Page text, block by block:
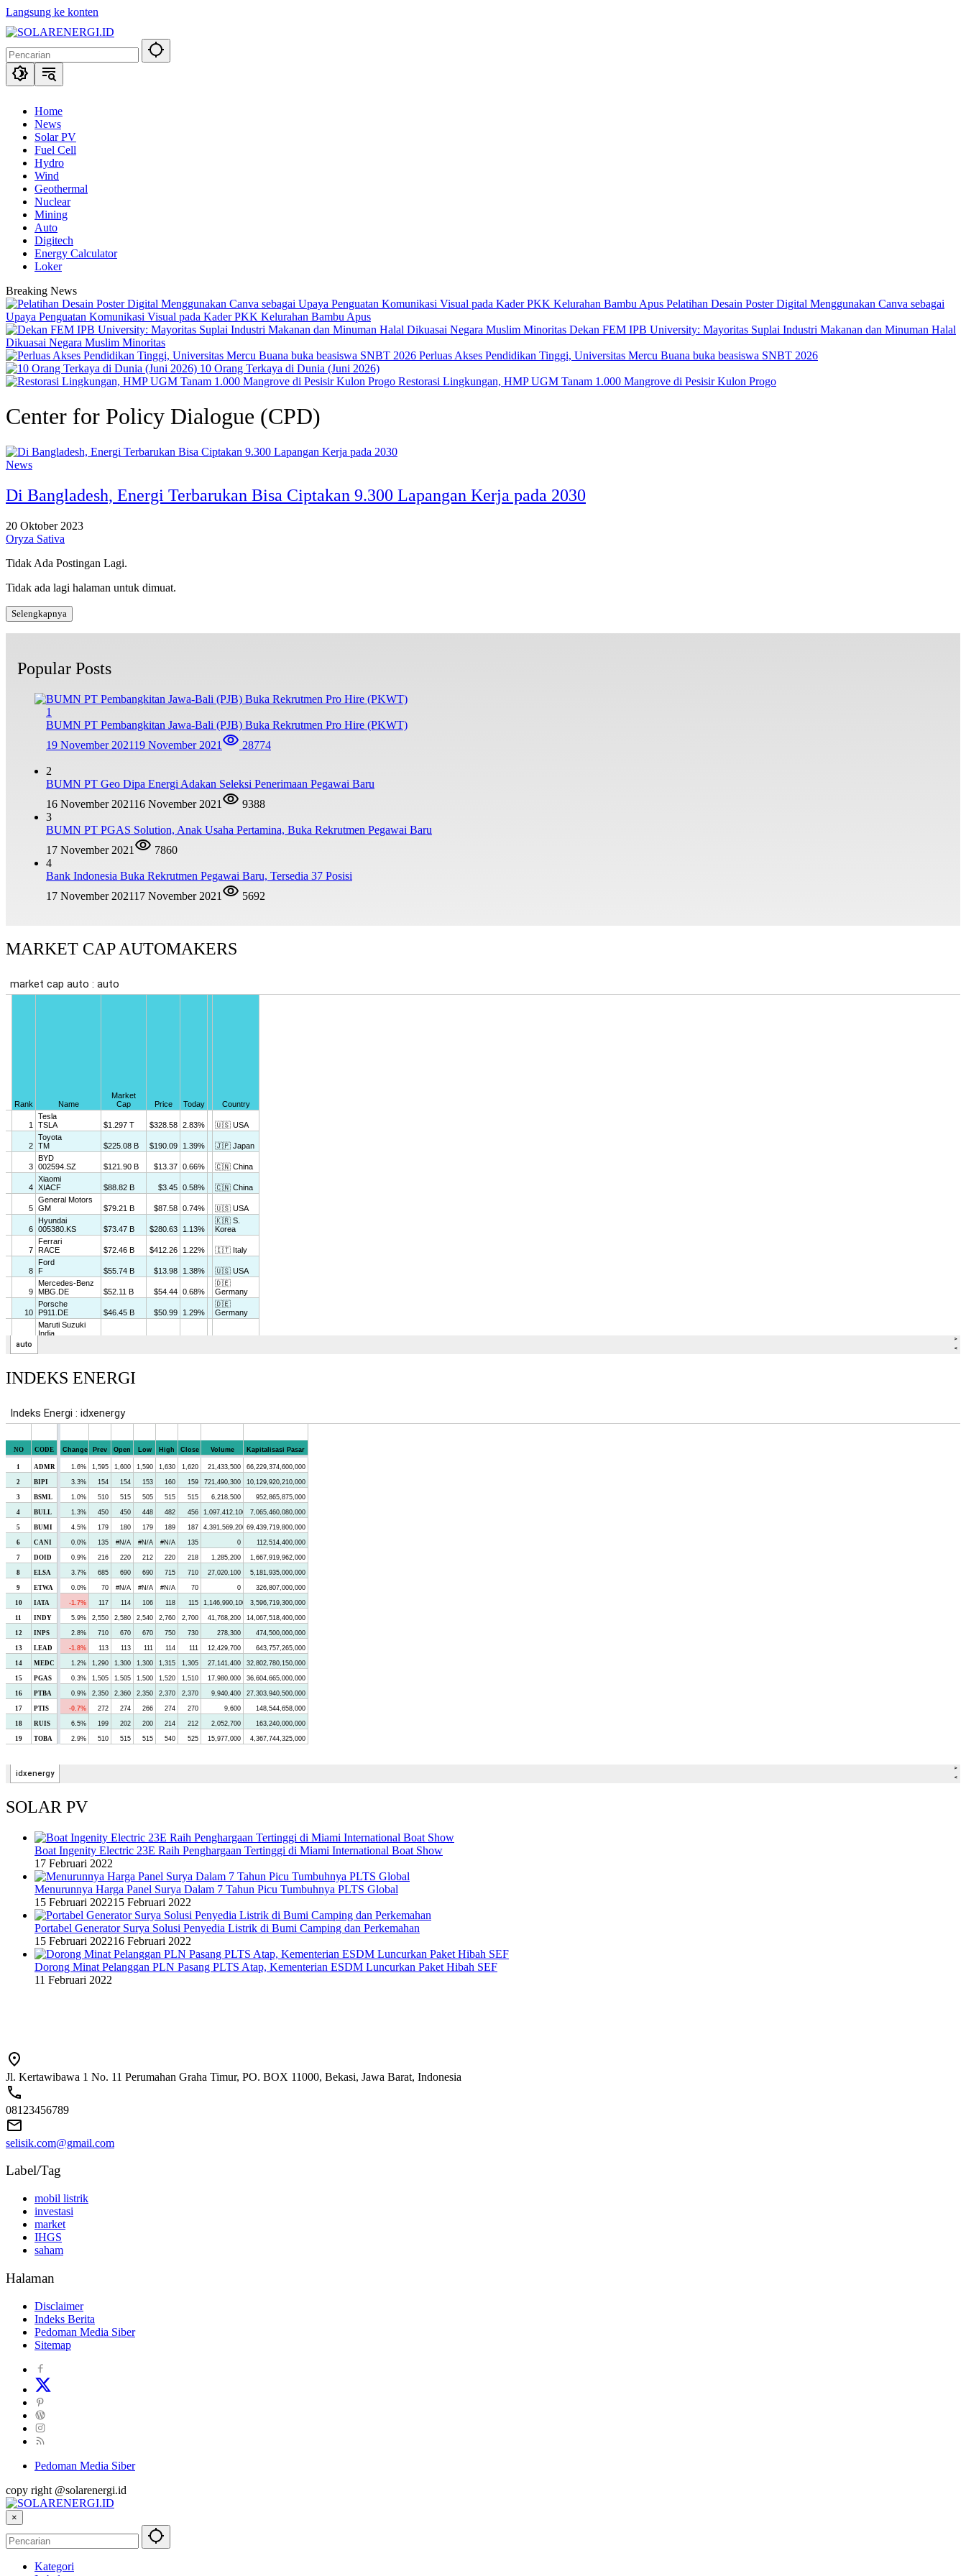
Langsung ke konten
Home
News
Solar PV
Fuel Cell
Hydro
Wind
Geothermal
Nuclear
Mining
Auto
Digitech
Energy Calculator
Loker
Breaking News
Pelatihan Desain Poster Digital Menggunakan Canva sebagai
Upaya Penguatan Komunikasi Visual pada Kader PKK Kelurahan Bambu Apus
Dekan FEM IPB University: Mayoritas Suplai Industri Makanan dan Minuman Halal
Dikuasai Negara Muslim Minoritas
Perluas Akses Pendidikan Tinggi, Universitas Mercu Buana buka beasiswa SNBT 2026
10 Orang Terkaya di Dunia (Juni 2026)
Restorasi Lingkungan, HMP UGM Tanam 1.000 Mangrove di Pesisir Kulon Progo
Center for Policy Dialogue (CPD)
News
Di Bangladesh, Energi Terbarukan Bisa Ciptakan 9.300 Lapangan Kerja pada 2030
20 Oktober 2023
Oryza Sativa
Tidak Ada Postingan Lagi.
Tidak ada lagi halaman untuk dimuat.
Selengkapnya
Popular Posts
1
BUMN PT Pembangkitan Jawa-Bali (PJB) Buka Rekrutmen Pro Hire (PKWT)
19 November 202119 November 2021 28774
2
BUMN PT Geo Dipa Energi Adakan Seleksi Penerimaan Pegawai Baru
16 November 202116 November 2021
9388
3
BUMN PT PGAS Solution, Anak Usaha Pertamina, Buka Rekrutmen Pegawai Baru
17 November 2021
7860
4
Bank Indonesia Buka Rekrutmen Pegawai Baru, Tersedia 37 Posisi
17 November 202117 November 2021 5692
MARKET CAP AUTOMAKERS
INDEKS ENERGI
SOLAR PV
Boat Ingenity Electric 23E Raih Penghargaan Tertinggi di Miami International Boat Show
17 Februari 2022
Menurunnya Harga Panel Surya Dalam 7 Tahun Picu Tumbuhnya PLTS Global
15 Februari 202215 Februari 2022
Portabel Generator Surya Solusi Penyedia Listrik di Bumi Camping dan Perkemahan
15 Februari 202216 Februari 2022
Dorong Minat Pelanggan PLN Pasang PLTS Atap, Kementerian ESDM Luncurkan Paket Hibah SEF
11 Februari 2022
Jl. Kertawibawa 1 No. 11 Perumahan Graha Timur, PO. BOX 11000, Bekasi, Jawa Barat, Indonesia
08123456789
selisik.com@gmail.com
Label/Tag
mobil listrik
investasi
market
IHGS
saham
Halaman
Disclaimer
Indeks Berita
Pedoman Media Siber
Sitemap
Pedoman Media Siber
copy right @solarenergi.id
×
Kategori